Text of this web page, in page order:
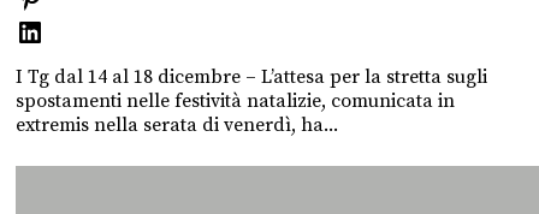
I Tg dal 14 al 18 dicembre – L’attesa per la stretta sugli
spostamenti nelle festività natalizie, comunicata in
extremis nella serata di venerdì, ha...